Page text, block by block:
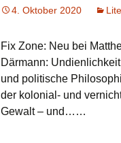
4. Oktober 2020
Fix Zone: Neu bei
Därmann:
und politische
der kolonial- und
Gewalt – und……